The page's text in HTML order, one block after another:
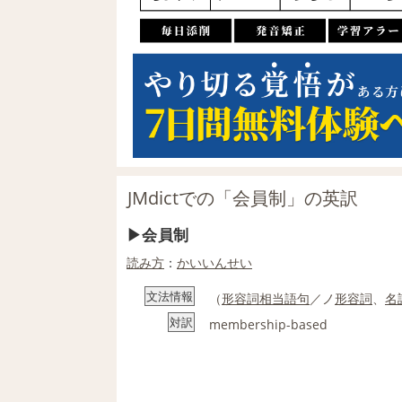
JMdictでの「会員制」の英訳
会員制
読み方 ： かいいんせい
文法情報 （形容詞相当語句 ／ノ形容詞 名
対訳 membership-based